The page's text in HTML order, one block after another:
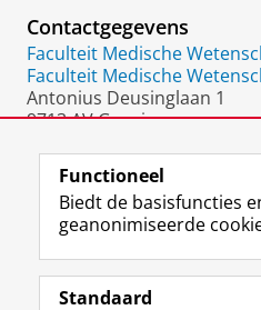
P
o
r
t
a
Contactgegevens
Faculteit Medische
Faculteit Medische
Antonius Deusinglaan 1
9713 AV Groningen
Volg de RUG
Functioneel
Biedt de basisfuncties
geanonimiseerde
Standaard